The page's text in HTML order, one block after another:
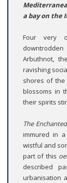
a bay on the
Four very
Arbuthnot,
ravishing
shores of the
blossoms in
their spirits
The
immured in
wistful and
part of this
described
urbanisation